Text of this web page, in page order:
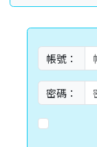
帳號：
密碼：